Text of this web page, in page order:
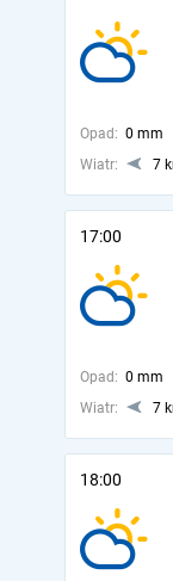
Opad: 0 mm
Wiatr:
7
17:00
Opad: 0 mm
Wiatr:
7
18:00